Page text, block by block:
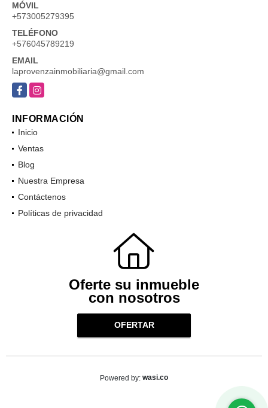
MÓVIL
+573005279395
TELÉFONO
+576045789219
EMAIL
laprovenzainmobiliaria@gmail.com
FacebookInstagram
INFORMACIÓN
Inicio
Ventas
Blog
Nuestra Empresa
Contáctenos
Políticas de privacidad
Oferte su inmueble
con nosotros
OFERTAR
Powered by: wasi.co